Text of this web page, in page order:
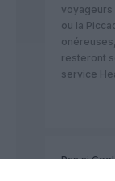
voyageurs
ou la
resteront
service
Pas si Cool